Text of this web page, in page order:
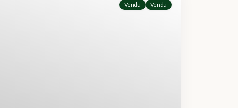
Vendu Vendu